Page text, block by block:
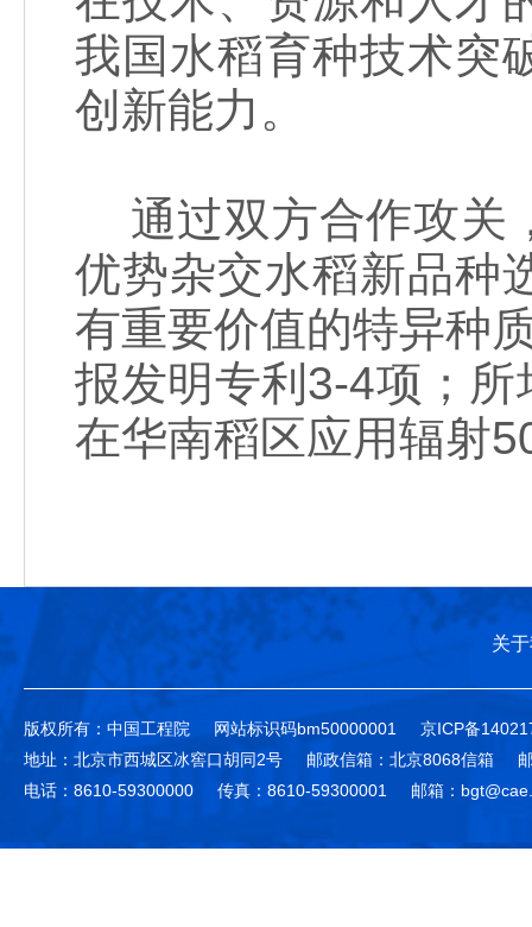
我国水稻育种技术突
创新能力。
通过双方合作攻关
优势杂交水稻新品种
有重要价值的特异种
报发明专利3-4项；
在华南稻区应用辐射
关
版权所有：中国工程院 网站标识码bm50000001
京ICP备
地址：北京市西城区冰窖口胡同2号
邮政信箱：北京8068信箱
电话：8610-59300000
传真：8610-59300001 邮箱：